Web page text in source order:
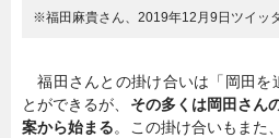
※福田麻貴さん、2019年12月9日ツイッ
福田さんとの掛け合いは「岡田を
とができるが、 その多くは岡田さん
案から始まる。この掛け合いもまた